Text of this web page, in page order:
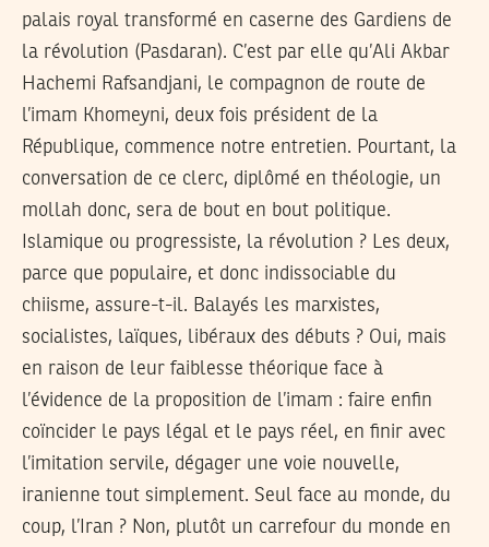
palais royal transformé en caserne des Gardiens de
la révolution (Pasdaran). C’est par elle qu’Ali Akbar
Hachemi Rafsandjani, le compagnon de route de
l’imam Khomeyni, deux fois président de la
République, commence notre entretien. Pourtant, la
conversation de ce clerc, diplômé en théologie, un
mollah donc, sera de bout en bout politique.
Islamique ou progressiste, la révolution ? Les deux,
parce que populaire, et donc indissociable du
chiisme, assure-t-il. Balayés les marxistes,
socialistes, laïques, libéraux des débuts ? Oui, mais
en raison de leur faiblesse théorique face à
l’évidence de la proposition de l’imam : faire enfin
coïncider le pays légal et le pays réel, en finir avec
l’imitation servile, dégager une voie nouvelle,
iranienne tout simplement. Seul face au monde, du
coup, l’Iran ? Non, plutôt un carrefour du monde en